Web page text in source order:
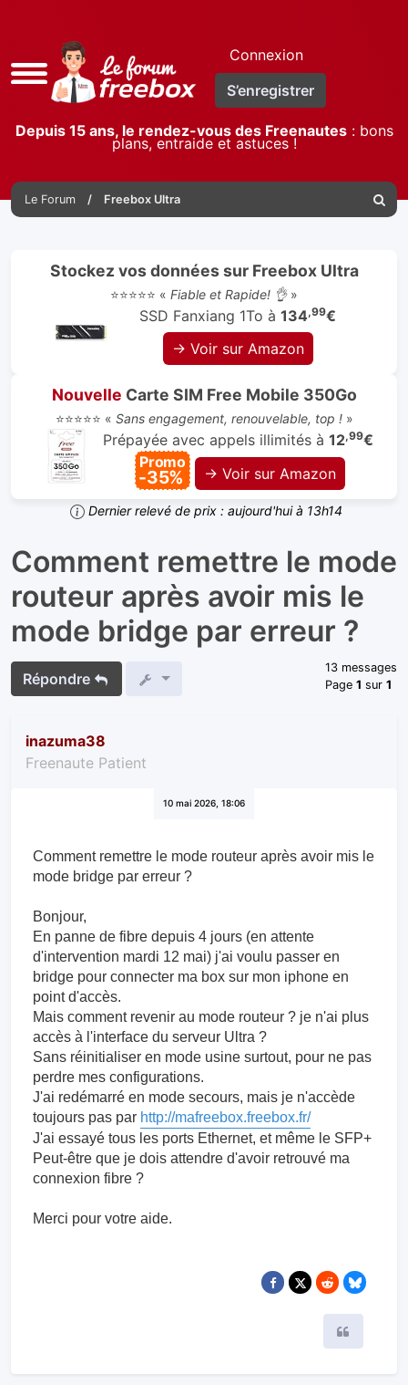
Accès
rapide
Connexion
S’enregistrer
Depuis 15 ans, le rendez-vous des Freenautes: bons
plans, entraide et astuces !
Le Forum Freebox Ultra
Stockez vos données sur Freebox Ultra
⭐⭐⭐⭐⭐ « Fiable et Rapide! 👌»
SSD Fanxiang 1To à 134,99€
→ Voir sur Amazon
Nouvelle Carte SIM Free Mobile 350Go
⭐⭐⭐⭐⭐ « Sans engagement, renouvelable, top !»
Prépayée avec appels illimités à 12,99€
Promo
-35% → Voir sur Amazon
Dernier relevé de prix : aujourd'hui à 13h14
Comment remettre le mode
routeur après avoir mis le
mode bridge par erreur ?
Répondre
13 messages
Page1 sur1
inazuma38
Freenaute Patient
10 mai 2026, 18:06
Comment remettre le mode routeur après avoir mis le
mode bridge par erreur ?
Bonjour,
En panne de fibre depuis 4 jours (en attente
d'intervention mardi 12 mai) j'ai voulu passer en
bridge pour connecter ma box sur mon iphone en
point d'accès.
Mais comment revenir au mode routeur ? je n'ai plus
accès à l'interface du serveur Ultra ?
Sans réinitialiser en mode usine surtout, pour ne pas
perdre mes configurations.
J'ai redémarré en mode secours, mais je n'accède
toujours pas par http://mafreebox.freebox.fr/
J'ai essayé tous les ports Ethernet, et même le SFP+
Peut-être que je dois attendre d'avoir retrouvé ma
connexion fibre ?
Merci pour votre aide.